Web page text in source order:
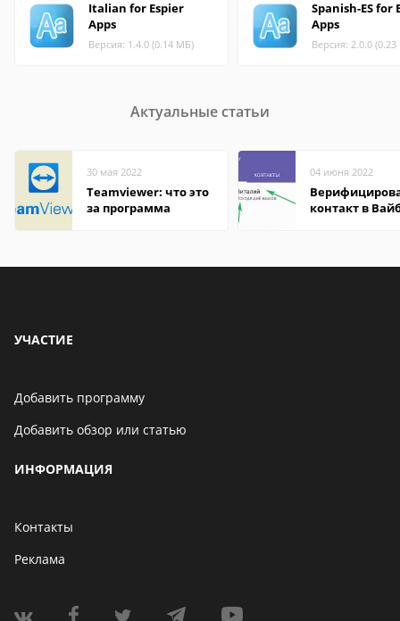
Italian for Espier
Apps
Версия: 1.4.0 (0.14 МБ)
Spanish-ES for
Apps
Версия: 2.0.0
Актуальные статьи
30 мая 2022
Teamviewer: что это
за программа
04 июня 2022
контакт в
УЧАСТИЕ
Добавить программу
Добавить обзор или статью
ИНФОРМАЦИЯ
Контакты
Реклама